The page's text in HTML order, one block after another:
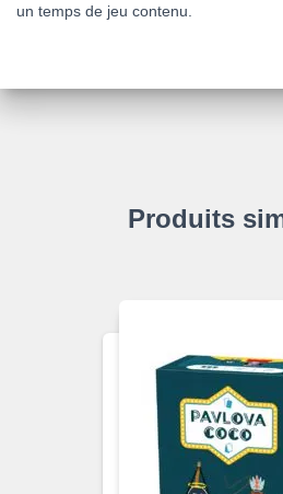
un temps de jeu contenu.
Produits